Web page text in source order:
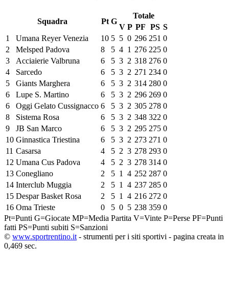
Squadra Pt G
Totale
V P PF PS S
1
Umana Reyer Venezia 10 5 5 0 296 251 0
2
Melsped Padova 8 5 4 1 276 225 0
3
Acciaierie Valbruna 6 5 3 2 318 276 0
4
Sarcedo 6 5 3 2 271 234 0
5
Giants Marghera 6 5 3 2 314 280 0
6
Lupe S. Martino 6 5 3 2 296 269 0
6
Oggi Gelato Cussignacco 6 5 3 2 305 278 0
8
Sistema Rosa 6 5 3 2 348 322 0
9
JB San Marco 6 5 3 2 295 275 0
10 Ginnastica Triestina 6 5 3 2 273 271 0
11 Casarsa 4 5 2 3 278 293 0
12 Umana Cus Padova 4 5 2 3 278 314 0
13 Conegliano 2 5 1 4 252 287 0
14 Interclub Muggia 2 5 1 4 237 285 0
15 Despar Basket Rosa 2 5 1 4 216 272 0
16 Oma Trieste 0 5 0 5 238 359 0
Pt=Punti G=Giocate MP=Media Partita V=Vinte P=Perse PF=Punti
fatti PS=Punti subiti S=Sanzioni
© www.sportrentino.it - strumenti per i siti sportivi - pagina creata in
0,469 sec.